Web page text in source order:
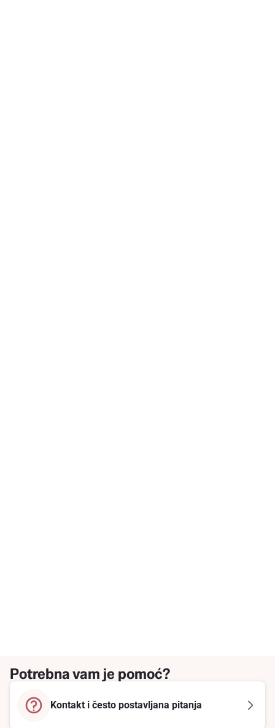
Potrebna vam je pomoć?
Kontakt i često postavljana pitanja